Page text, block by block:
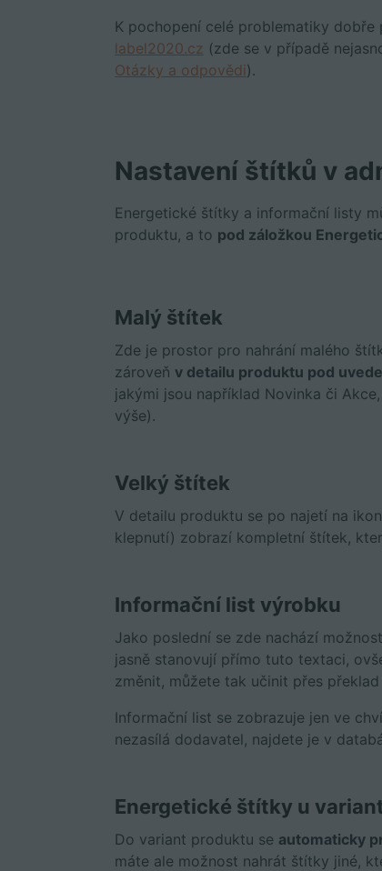
K pochopení celé problematiky dobře
label2020.cz (zde se v případě
Otázky a odpovědi).
Nastavení štítků v
Energetické štítky a informační listy
produktu, a to pod záložkou
Malý štítek
Zde je prostor pro nahrání malého
zároveň v detailu produktu pod
jakými jsou například Novinka či
výše).
Velký štítek
V detailu produktu se po najetí na
klepnutí) zobrazí kompletní štítek,
Informační list výrobku
Jako poslední se zde nachází
jasně stanovují přímo tuto textaci,
změnit, můžete tak učinit přes
Informační list se zobrazuje jen ve
nezasílá dodavatel, najdete je v
Energetické štítky u
Do variant produktu se automaticky
máte ale možnost nahrát štítky jiné,